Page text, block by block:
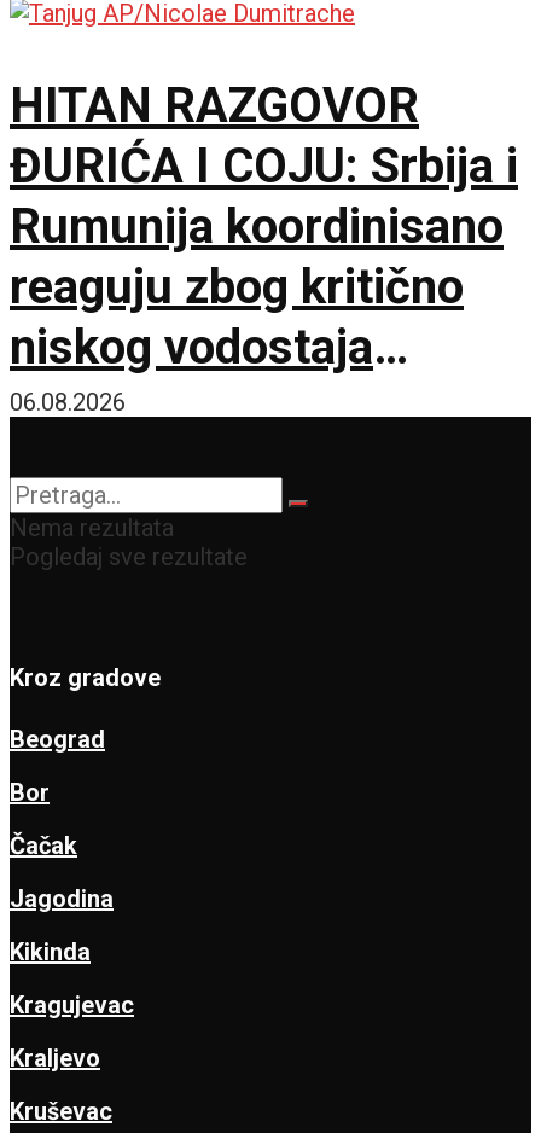
HITAN RAZGOVOR
ĐURIĆA I COJU: Srbija i
Rumunija koordinisano
reaguju zbog kritično
niskog vodostaja
Dunava
06.08.2026
Nema rezultata
Pogledaj sve rezultate
Kroz gradove
Beograd
Bor
Čačak
Jagodina
Kikinda
Kragujevac
Kraljevo
Kruševac